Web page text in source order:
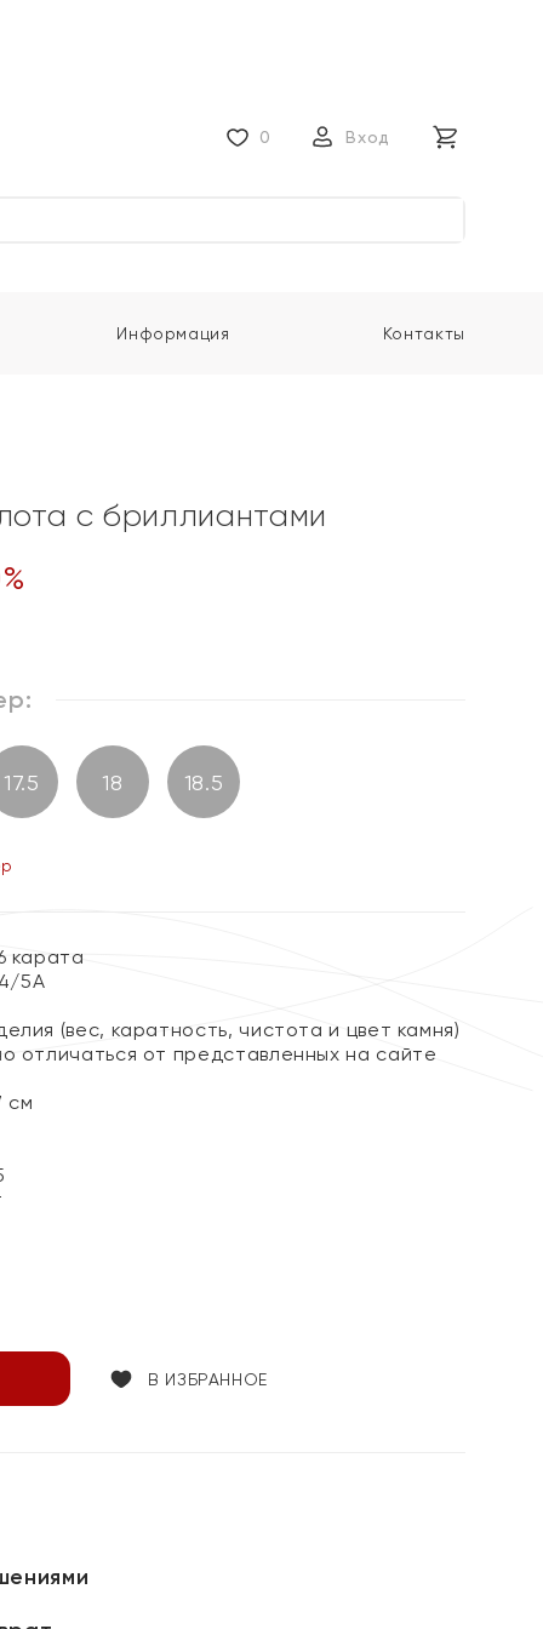
0 Вход
Информация Контакты
с бриллиантами
%
17.5 18 18.5
карата
5А
(вес, каратность, чистота и цвет камня)
отличаться от представленных на сайте
см
В ИЗБРАННОЕ